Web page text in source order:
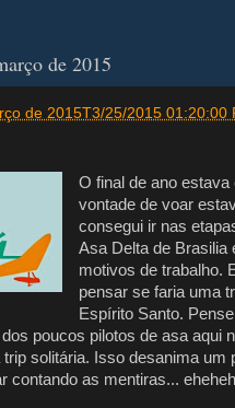
de 2015
de 2015T3/25/2015 01:20:00
O final de ano estava
vontade de voar
consegui ir nas
Asa Delta de Brasilia
motivos de trabalho.
pensar se faria uma
Espírito Santo.
poucos pilotos de asa aqui
solitária. Isso desanima um
contando as mentiras...